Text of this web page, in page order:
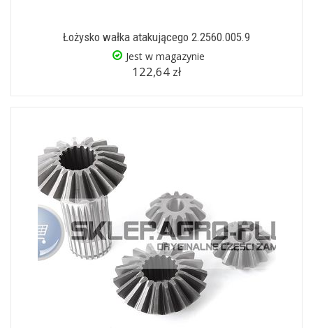
Łożysko wałka atakującego 2.2560.005.9
Jest w magazynie
122,64 zł